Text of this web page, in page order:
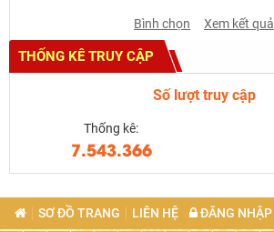
Bình chọn Xem kết quả
THỐNG KÊ TRUY CẬP
Số lượt truy cập
Thống kê:
7.543.366
SƠ ĐỒ TRANG LIÊN HỆ ĐĂNG NHẬP